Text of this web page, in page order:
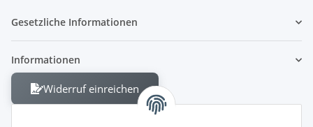
Gesetzliche Informationen
Informationen
Widerruf einreichen